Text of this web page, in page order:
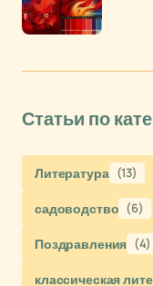
Статьи по
Литература (13)
садоводство (6)
Поздравления (4)
классическая